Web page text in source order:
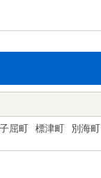
屈町 標津町 別海町